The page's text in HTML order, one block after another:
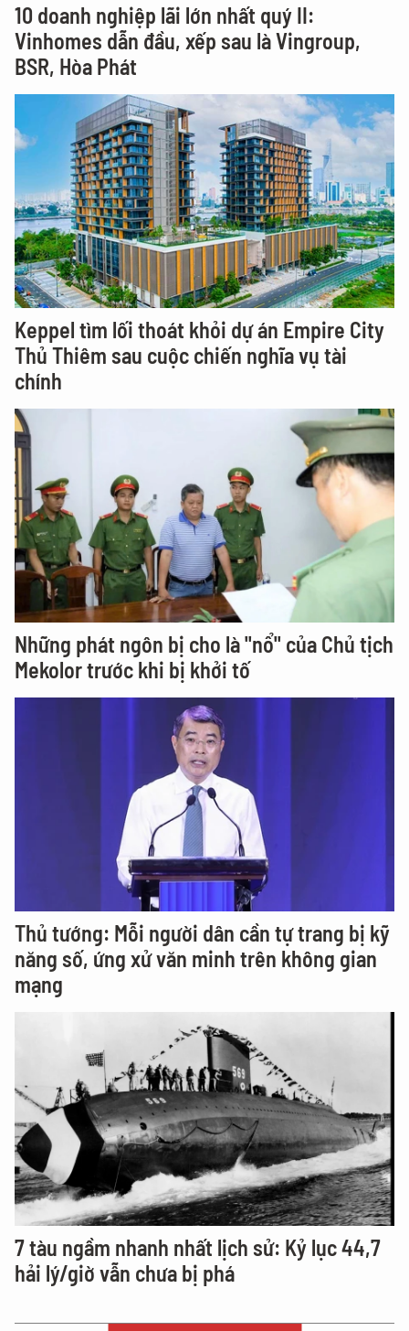
10 doanh nghiệp lãi lớn nhất quý II:
Vinhomes dẫn đầu, xếp sau là Vingroup,
BSR, Hòa Phát
Keppel tìm lối thoát khỏi dự án Empire City
Thủ Thiêm sau cuộc chiến nghĩa vụ tài
chính
Những phát ngôn bị cho là "nổ" của Chủ tịch
Mekolor trước khi bị khởi tố
Thủ tướng: Mỗi người dân cần tự trang bị kỹ
năng số, ứng xử văn minh trên không gian
mạng
7 tàu ngầm nhanh nhất lịch sử: Kỷ lục 44,7
hải lý/giờ vẫn chưa bị phá